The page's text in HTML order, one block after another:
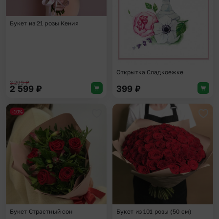
Букет из 21 розы Кения
3 299₽
2 599 ₽
Открытка Сладкоежке
399 ₽
Добавить в избранное
-10%
Букет Страстный сон Букет из 101 розы (50 см)